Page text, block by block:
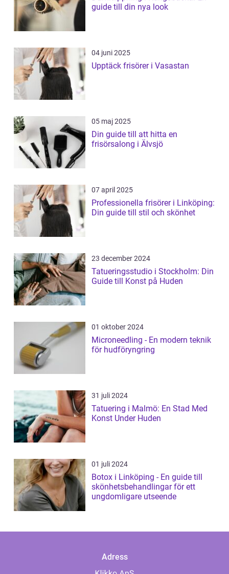
guide till din nya look
04 juni 2025
Upptäck frisörer i Vasastan
05 maj 2025
Din guide till att hitta en
frisörsalong i Älvsjö
07 april 2025
Professionella frisörer i Linköping:
Din guide till stil och skönhet
23 december 2024
Tatueringsstudio i Stockholm: Din
Guide till Konst på Huden
01 oktober 2024
Microneedling - En modern teknik
för hudföryngring
31 juli 2024
Tatuering i Malmö: En Stad Med
Konst Under Huden
01 juli 2024
Botox i Linköping - En guide till
skönhetsbehandlingar för ett
ungdomligare utseende
Adress